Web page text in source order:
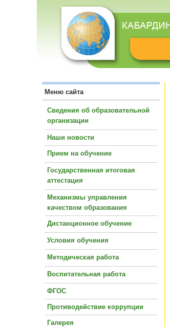
Меню сайта
Сведения об образовательной
организации
Наши новости
Прием на обучение
Государственная итоговая
аттестация
Механизмы управления
качеством образования
Дистанционное обучение
Условия обучения
Методическая работа
Воспитательная работа
ФГОС
Противодействие коррупции
Галерея